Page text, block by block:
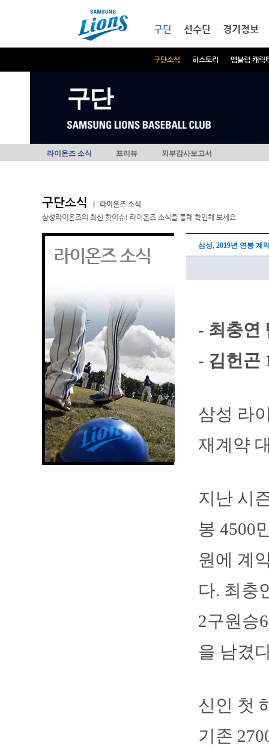
구단
구단소식 히스토리 엠블럼 캐릭
선수단 경기정보
구단
라이온즈 소식 프리뷰 외부감사보고서
구단소식
라이온즈 소식
삼성라이온즈의 최신 핫이슈! 라이온즈 소식을 통해 확인해 보세요.
라이온즈 소식 삼성, 2019년 연봉 계
- 최충연
- 김헌곤
삼성 라
재계약
지난 시
봉 4500
원에 계
다. 최충
2구원승
을 남겼
신인 첫
기존